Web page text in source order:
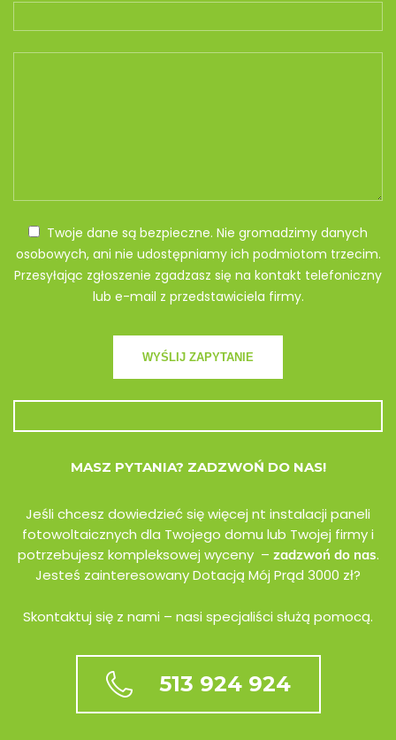
Twoje dane są bezpieczne. Nie gromadzimy danych
osobowych, ani nie udostępniamy ich podmiotom trzecim.
Przesyłając zgłoszenie zgadzasz się na kontakt telefoniczny
lub e-mail z przedstawiciela firmy.
MASZ PYTANIA? ZADZWOŃ DO NAS!
Jeśli chcesz dowiedzieć się więcej nt instalacji paneli
fotowoltaicznych dla Twojego domu lub Twojej firmy i
potrzebujesz kompleksowej wyceny – zadzwoń do nas.
Jesteś zainteresowany Dotacją Mój Prąd 3000 zł?
Skontaktuj się z nami – nasi specjaliści służą pomocą.
513 924 924